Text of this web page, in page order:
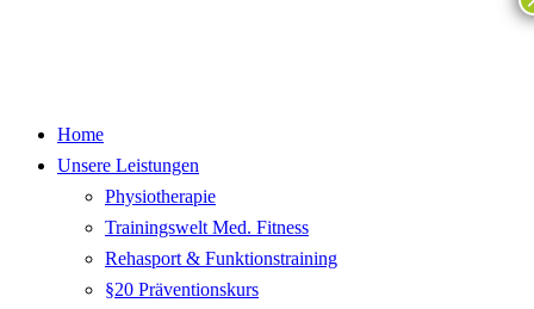
Home
Unsere Leistungen
Physiotherapie
Trainingswelt Med. Fitness
Rehasport & Funktionstraining
§20 Präventionskurs